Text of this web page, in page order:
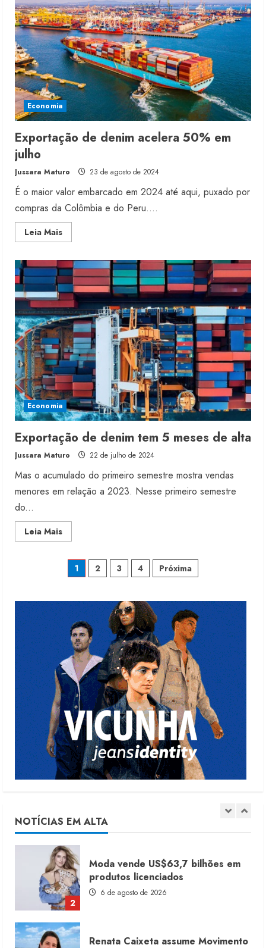
crescer
Economia
Exportação de denim acelera 50% em
julho
Jussara Maturo 23 de agosto de 2024
É o maior valor embarcado em 2024 até aqui, puxado por
compras da Colômbia e do Peru....
Leia MaisRead
more
de
denim
acelera
50%
em
julho
Economia
Exportação de denim tem 5 meses de alta
Jussara Maturo 22 de julho de 2024
Mas o acumulado do primeiro semestre mostra vendas
menores em relação a 2023. Nesse primeiro semestre
do...
Leia MaisRead
more
denim
tem
Paginação
de
posts
1 2 3 4 Próxima
NOTÍCIAS EM ALTA
2
Moda vende US$63,7 bilhões em
produtos licenciados
Renata Caixeta assume Movimento
Sou de Algodão
receita em 2026
5
Projeto testa passaporte digital na
moda nacional
4 de agosto de 2026
1
Dia dos Pais reforça retomada da
moda no varejo
7 de agosto de 2026
2
6 de agosto de 2026
3
Renata Caixeta assume Movimento
Sou de Algodão
5 de agosto de 2026
Fakini prevê R$345 milhões de